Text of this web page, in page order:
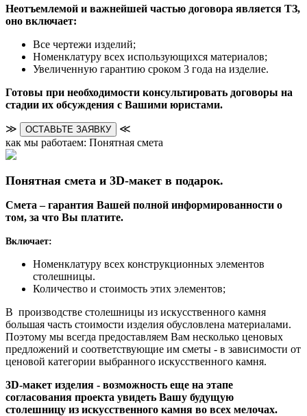
Неотъемлемой и важнейшей частью договора является ТЗ,
оно включает:
Все чертежи изделий;
Номенклатуру всех использующихся материалов;
Увеличенную гарантию сроком 3 года на изделие.
Готовы при необходимости консультировать договоры на
стадии их обсуждения с Вашими юристами.
≫ ОСТАВЬТЕ ЗАЯВКУ
≪
как мы работаем: Понятная смета
Понятная смета и 3D-макет в подарок.
Смета – гарантия Вашей полной информированности о
том, за что Вы платите.
Включает:
Номенклатуру всех конструкционных элементов
столешницы.
Количество и стоимость этих элементов;
В производстве столешницы из искусственного камня
большая часть стоимости изделия обусловлена материалами.
Поэтому мы всегда предоставляем Вам несколько ценовых
предложений и соответствующие им сметы - в зависимости от
ценовой категории выбранного искусственного камня.
3D-макет изделия - возможность еще на этапе
согласования проекта увидеть Вашу будущую
столешницу из искусственного камня во всех мелочах.